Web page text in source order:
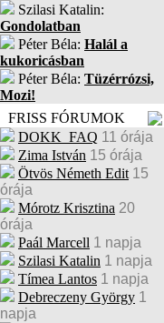
Szilasi Katalin:
Gondolatban
Péter Béla: Halál a
kukoricásban
Péter Béla: Tüzérrózsi,
Mozi!
FRISS FÓRUMOK
DOKK_FAQ 11 órája
Zima István 15 órája
Ötvös Németh Edit 15
órája
Mórotz Krisztina 20
órája
Paál Marcell 1 napja
Szilasi Katalin 1 napja
Tímea Lantos 1 napja
Debreczeny György 1
napja